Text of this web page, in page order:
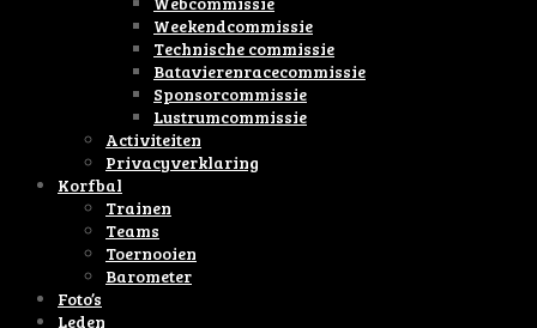
Weekendcommissie
Technische commissie
Batavierenracecommissie
Sponsorcommissie
Lustrumcommissie
Activiteiten
Privacyverklaring
Korfbal
Trainen
Teams
Toernooien
Barometer
Foto’s
Leden